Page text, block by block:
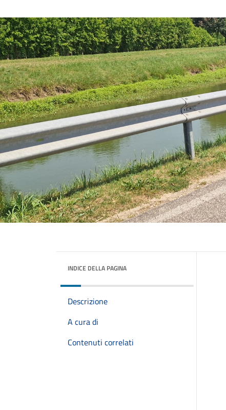
INDICE DELLA PAGINA
Descrizione
A cura di
Contenuti correlati